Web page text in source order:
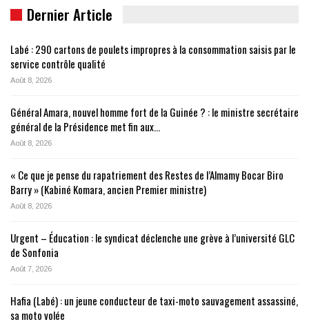
Dernier Article
Labé : 290 cartons de poulets impropres à la consommation saisis par le
service contrôle qualité
Août 8, 2026
Général Amara, nouvel homme fort de la Guinée ? : le ministre secrétaire
général de la Présidence met fin aux…
Août 8, 2026
« Ce que je pense du rapatriement des Restes de l’Almamy Bocar Biro
Barry » (Kabiné Komara, ancien Premier ministre)
Août 8, 2026
Urgent – Éducation : le syndicat déclenche une grève à l’université GLC
de Sonfonia
Août 7, 2026
Hafia (Labé) : un jeune conducteur de taxi-moto sauvagement assassiné,
sa moto volée